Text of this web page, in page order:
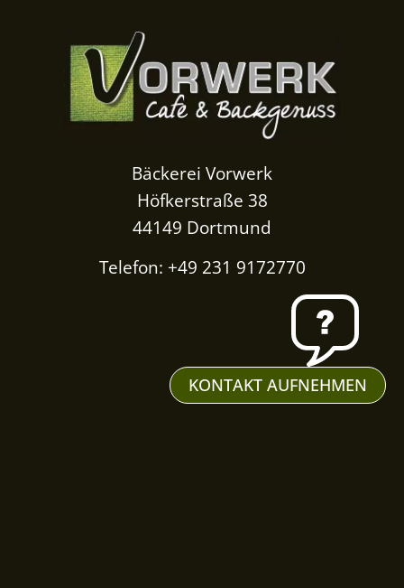
Bäckerei Vorwerk
Höfkerstraße 38
44149 Dortmund
Telefon: +49 231 9172770
KONTAKT AUFNEHMEN